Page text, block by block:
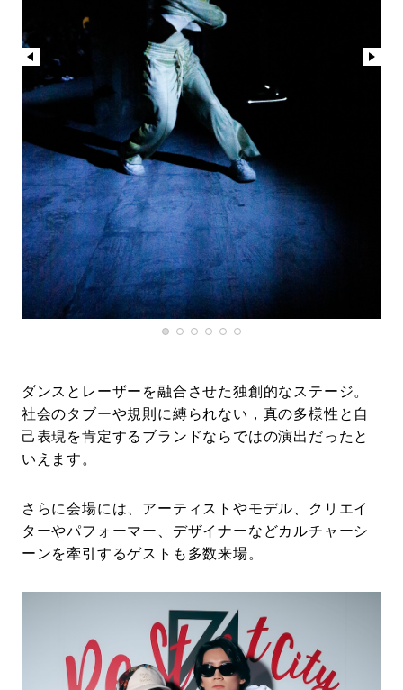
ダンスとレーザーを融合させた独創的なステージ。
社会のタブーや規則に縛られない，真の多様性と自
己表現を肯定するブランドならではの演出だったと
いえます。
さらに会場には、アーティストやモデル、クリエイ
ターやパフォーマー、デザイナーなどカルチャーシ
ーンを牽引するゲストも多数来場。